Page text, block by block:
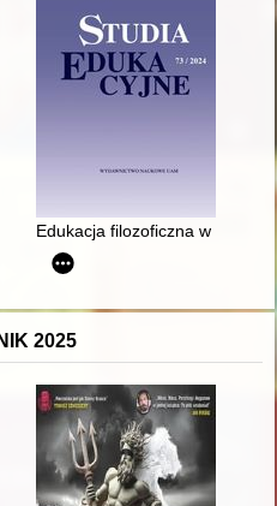
modernizacja,
Edukacja filozoficzna w
zbiorów Państwowego
2025